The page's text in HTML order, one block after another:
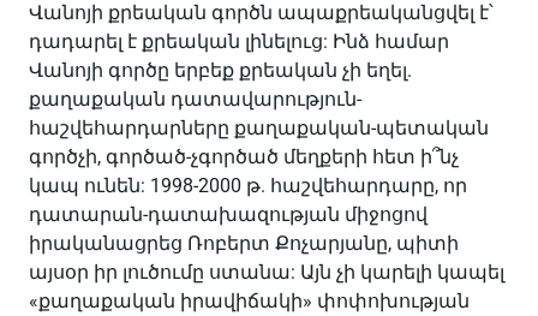
Վանոյի քրեական գործն ապաքրեականցվել է՝
դադարել է քրեական լինելուց: Ինձ համար
Վանոյի գործը երբեք քրեական չի եղել.
քաղաքական դատավարություն-
հաշվեհարդարները քաղաքական-պետական
գործչի, գործած-չգործած մեղքերի հետ ի՞նչ
կապ ունեն: 1998-2000 թ. հաշվեհարդարը, որ
դատարան-դատախազության միջոցով
իրականացրեց Ռոբերտ Քոչարյանը, պիտի
այսօր իր լուծումը ստանա: Այն չի կարելի կապել
«քաղաքական իրավիճակի» փոփոխության